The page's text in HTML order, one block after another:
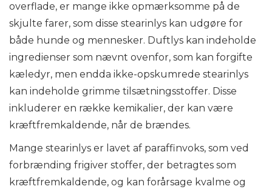
overflade, er mange ikke opmærksomme på de
skjulte farer, som disse stearinlys kan udgøre for
både hunde og mennesker. Duftlys kan indeholde
ingredienser som nævnt ovenfor, som kan forgifte
kæledyr, men endda ikke-opskumrede stearinlys
kan indeholde grimme tilsætningsstoffer. Disse
inkluderer en række kemikalier, der kan være
kræftfremkaldende, når de brændes.
Mange stearinlys er lavet af paraffinvoks, som ved
forbrænding frigiver stoffer, der betragtes som
kræftfremkaldende, og kan forårsage kvalme og